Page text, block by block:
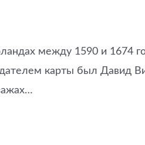
между 1590 и
карты был Давид